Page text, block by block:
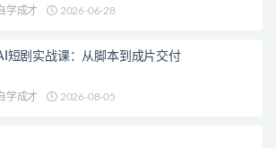
学成才 2026-06-28
短剧实战课：从脚本到成片交付
学成才 2026-08-05